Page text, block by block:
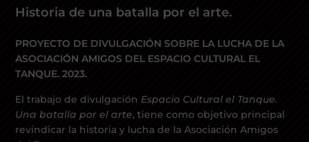
NOI
SERVIZI
Historia de una batalla por el arte.
PROYECTO DE DIVULGACIÓN SOBRE LA LUCHA DE LA
ASOCIACIÓN AMIGOS DEL ESPACIO CULTURAL EL
TANQUE. 2023.
El trabajo de divulgación Espacio Cultural el Tanque.
Una batalla por el arte, tiene como objetivo principal
revindicar la historia y lucha de la Asociación Amigos